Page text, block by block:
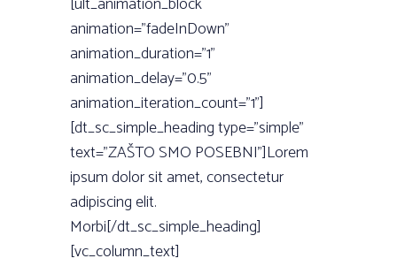
animation=”fadeInDown”
animation_duration=”1”
animation_delay=”0.5”
animation_iteration_count=”1”]
[dt_sc_simple_heading type=”simple”
text=”ZAŠTO SMO POSEBNI”]Lorem
ipsum dolor sit amet, consectetur
adipiscing elit.
Morbi[/dt_sc_simple_heading]
[vc_column_text]